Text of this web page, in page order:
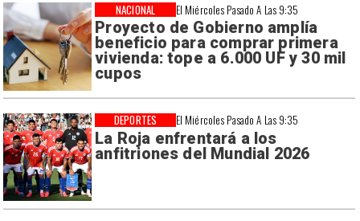
El Miércoles Pasado A Las 9:35
Proyecto de Gobierno amplía
beneficio para comprar primera
vivienda: tope a 6.000 UF y 30 mil
cupos
NACIONAL
El Miércoles Pasado A Las 9:35
La Roja enfrentará a los
anfitriones del Mundial 2026
DEPORTES